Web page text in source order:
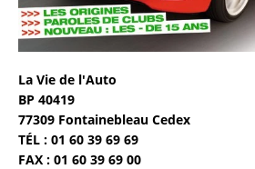
La Vie de l'Auto
BP 40419
77309 Fontainebleau Cedex
TÉL : 01 60 39 69 69
FAX : 01 60 39 69 00